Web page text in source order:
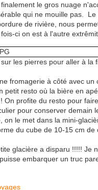
le gros nuage
qui ne mouille pas. Le
de rivière, nous
ci on est à l'autre
les pierres pour aller à la
fromagerie à côté avec un
petit resto où la bière en
On profite du resto pour
pour conserver demain
on le met dans la mini-
du cube de 10-15 cm de
glacière a disparu !!!!! Je
embarquer un truc